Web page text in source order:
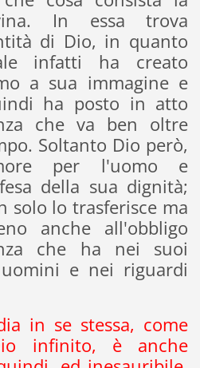
In essa trova
di Dio, in quanto
infatti ha creato
a sua immagine e
ha posto in atto
che va ben oltre
Soltanto Dio però,
per l'uomo e
della sua dignità;
solo lo trasferisce ma
anche all'obbligo
che ha nei suoi
e nei riguardi
in se stessa, come
infinito, è anche